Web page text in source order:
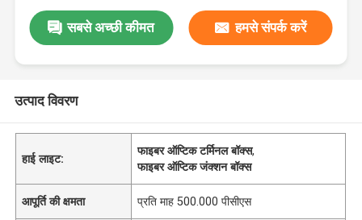
सबसे अच्छी कीमत हमसे संपर्क करें
उत्पाद विवरण
हाई लाइट:
फाइबर ऑप्टिक टर्मिनल बॉक्स,
फाइबर ऑप्टिक जंक्शन बॉक्स
आपूर्ति की क्षमता प्रति माह 500.000 पीसीएस